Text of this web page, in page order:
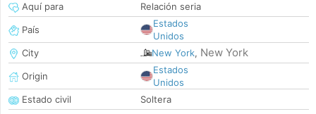
Aquí para
Relación seria
País
Estados
Unidos
City
New York, New York
Origin
Estados
Unidos
Estado civil
Soltera